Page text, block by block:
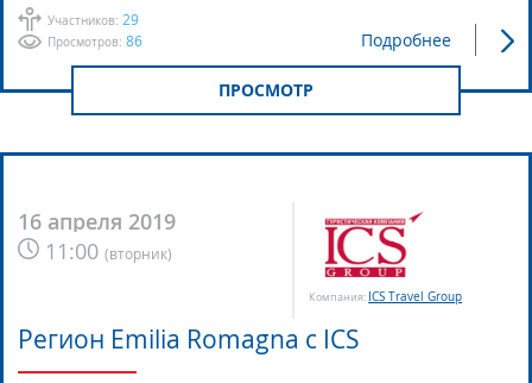
Участников: 29
Просмотров: 86 Подробнее
ПРОСМОТР
16 апреля 2019
11:00 (вторник)
Компания: ICS Travel Group
Регион Emilia Romagna с ICS